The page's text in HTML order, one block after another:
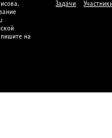
на
Задачи